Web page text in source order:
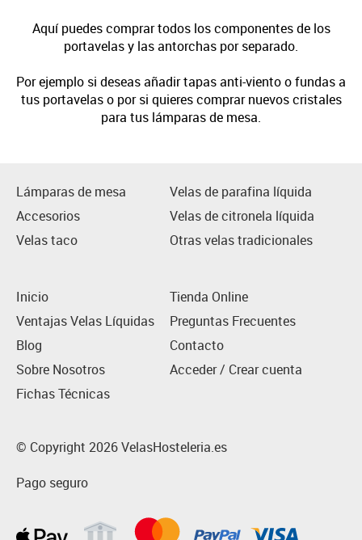
Aquí puedes comprar todos los componentes de los
portavelas y las antorchas por separado.
Por ejemplo si deseas añadir tapas anti-viento o fundas a
tus portavelas o por si quieres comprar nuevos cristales
para tus lámparas de mesa.
Lámparas de mesa
Velas de parafina líquida
Accesorios
Velas de citronela líquida
Velas taco
Otras velas tradicionales
Inicio
Tienda Online
Ventajas Velas Líquidas
Preguntas Frecuentes
Blog
Contacto
Sobre Nosotros
Acceder / Crear cuenta
Fichas Técnicas
© Copyright 2026 VelasHosteleria.es
Pago seguro